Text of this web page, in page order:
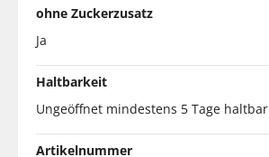
ohne Zuckerzusatz
Ja
Haltbarkeit
Ungeöffnet mindestens 5 Tage haltbar
Artikelnummer